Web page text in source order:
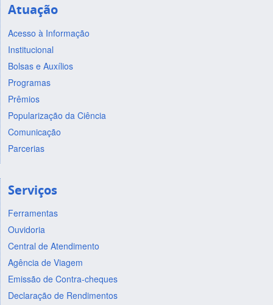
Atuação
Acesso à Informação
Institucional
Bolsas e Auxílios
Programas
Prêmios
Popularização da Ciência
Comunicação
Parcerias
Serviços
Ferramentas
Ouvidoria
Central de Atendimento
Agência de Viagem
Emissão de Contra-cheques
Declaração de Rendimentos